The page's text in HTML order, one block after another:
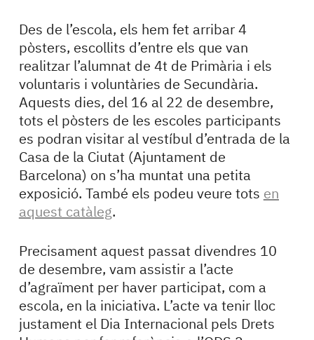
Des de l’escola, els hem fet arribar 4
pòsters, escollits d’entre els que van
realitzar l’alumnat de 4t de Primària i els
voluntaris i voluntàries de Secundària.
Aquests dies, del 16 al 22 de desembre,
tots el pòsters de les escoles participants
es podran visitar al vestíbul d’entrada de la
Casa de la Ciutat (Ajuntament de
Barcelona) on s’ha muntat una petita
exposició. També els podeu veure tots en
aquest catàleg.
Precisament aquest passat divendres 10
de desembre, vam assistir a l’acte
d’agraïment per haver participat, com a
escola, en la iniciativa. L’acte va tenir lloc
justament el Dia Internacional pels Drets